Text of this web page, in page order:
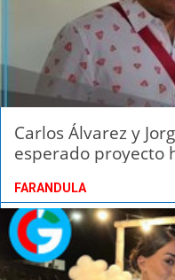
Carlos Álvarez y
esperado proyecto
FARANDULA